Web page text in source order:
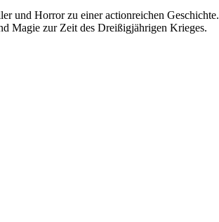
und Horror zu einer actionreichen Geschichte.
Magie zur Zeit des Dreißigjährigen Krieges.